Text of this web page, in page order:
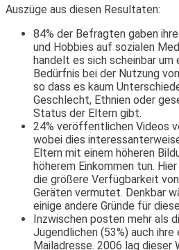
Auszüge aus diesen Resultaten:
84% der Befragten gaben
und Hobbies auf sozialen
handelt es sich scheinbar um
Bedürfnis bei der Nutzung
so dass es kaum
Geschlecht, Ethnien oder
Status der Eltern gibt.
24% veröffentlichen Videos
wobei dies
Eltern mit einem höheren
höherem Einkommen tun.
die größere Verfügbarkeit
Geräten vermutet. Denkbar
einige andere Gründe für
Inzwischen posten mehr als
Jugendlichen (53%) auch ihre
Mailadresse. 2006 lag dieser